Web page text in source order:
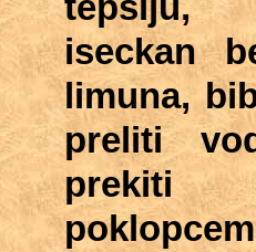
iseckan
limuna,
preliti